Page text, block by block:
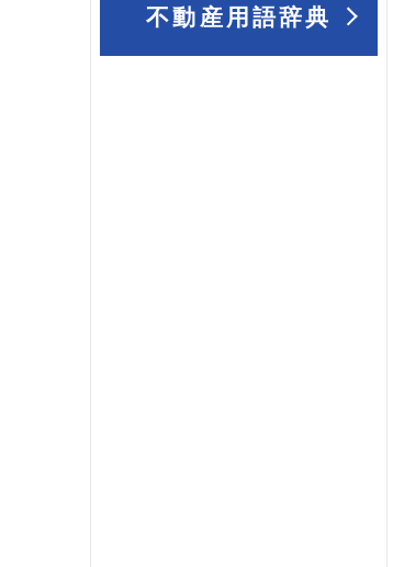
不動産用語辞典